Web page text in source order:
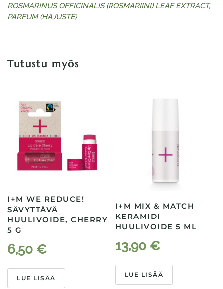
ROSMARINUS OFFICINALIS (ROSMARIINI) LEAF EXTRACT,
PARFUM (HAJUSTE)
Tutustu myös
I+M WE REDUCE!
SÄVYTTÄVÄ
HUULIVOIDE, CHERRY
5 G
6,50 €
LUE LISÄÄ
I+M MIX & MATCH
KERAMIDI-
HUULIVOIDE 5 ML
13,90 €
LUE LISÄÄ